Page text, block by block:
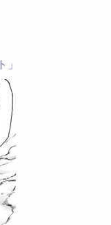
」